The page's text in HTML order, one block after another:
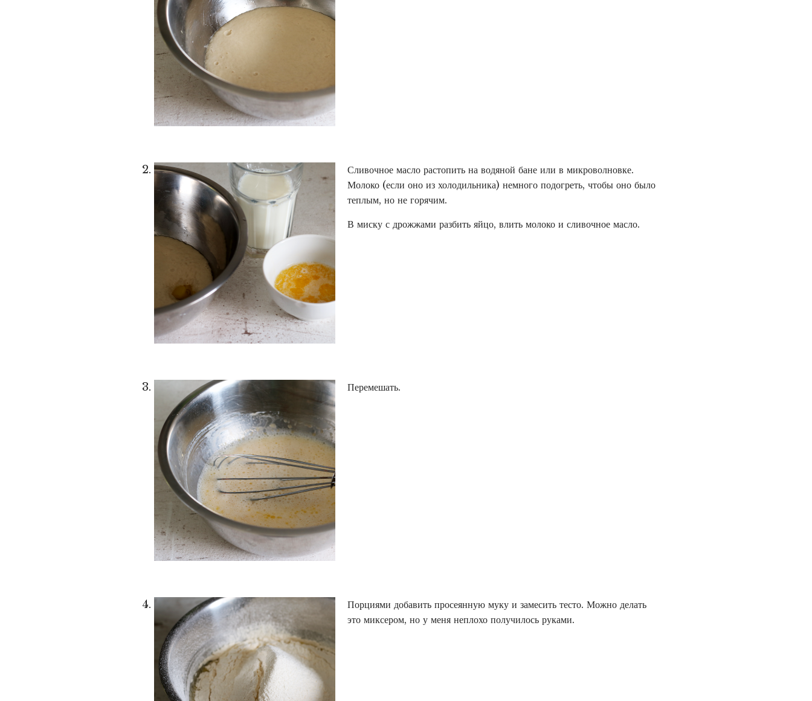
Сливочное масло растопить на водяной бане или в микроволновке.
Молоко (если оно из холодильника) немного подогреть, чтобы оно было
теплым, но не горячим.
В миску с дрожжами разбить яйцо, влить молоко и сливочное масло.
Перемешать.
Порциями добавить просеянную муку и замесить тесто. Можно делать
это миксером, но у меня неплохо получилось руками.